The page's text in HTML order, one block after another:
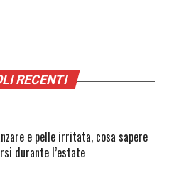
RECENTI
e pelle irritata, cosa sapere
durante l’estate